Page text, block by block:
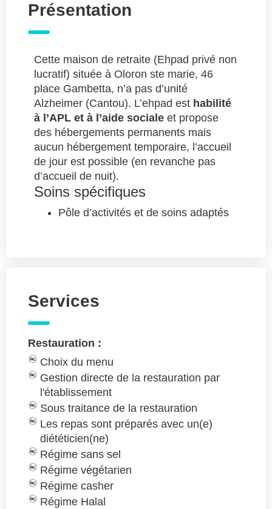
Présentation
Cette maison de retraite (Ehpad privé non
lucratif) située à Oloron ste marie, 46
place Gambetta, n’a pas d’unité
Alzheimer (Cantou). L’ehpad est habilité
à l’APL et à l’aide sociale et propose
des hébergements permanents mais
aucun hébergement temporaire, l’accueil
de jour est possible (en revanche pas
d’accueil de nuit).
Soins spécifiques
Pôle d’activités et de soins adaptés
Services
Restauration :
Choix du menu
Gestion directe de la restauration par
l'établissement
Sous traitance de la restauration
Les repas sont préparés avec un(e)
diététicien(ne)
Régime sans sel
Régime végétarien
Régime casher
Régime Halal